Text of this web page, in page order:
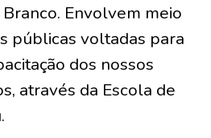
Envolvem meio
públicas voltadas para
dos nossos
através da Escola de